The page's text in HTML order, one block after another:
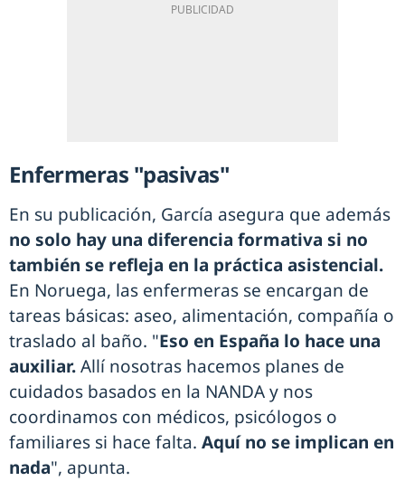
Enfermeras "pasivas"
En su publicación, García asegura que además
no solo hay una diferencia formativa si no
también se refleja en la práctica asistencial.
En Noruega, las enfermeras se encargan de
tareas básicas: aseo, alimentación, compañía o
traslado al baño. "Eso en España lo hace una
auxiliar.Allí nosotras hacemos planes de
cuidados basados en la NANDA y nos
coordinamos con médicos, psicólogos o
familiares si hace falta. Aquí no se implican en
nada", apunta.